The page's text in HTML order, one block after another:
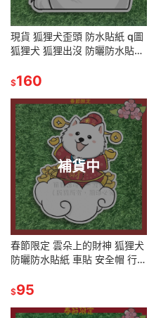
現貨 狐狸犬歪頭 防水貼紙 q圖
狐狸犬 狐狸出沒 防曬防水貼紙
SA037
$160
補貨中
春節限定 雲朵上的財神 狐狸犬
防曬防水貼紙 車貼 安全帽 行李
$95